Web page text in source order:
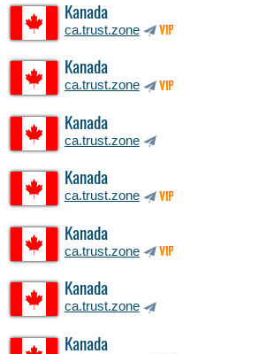
Kanada
ca.trust.zone VIP
Kanada
ca.trust.zone VIP
Kanada
ca.trust.zone
Kanada
ca.trust.zone VIP
Kanada
ca.trust.zone VIP
Kanada
ca.trust.zone
Kanada